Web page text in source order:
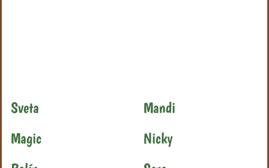
Sveta
Mandi
Magic
Nicky